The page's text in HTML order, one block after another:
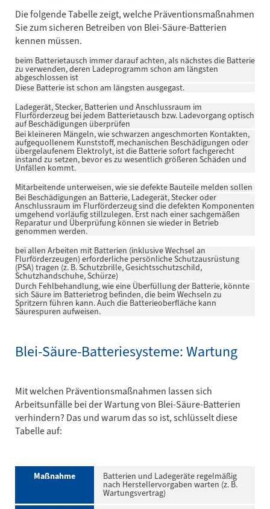
Die folgende Tabelle zeigt, welche Präventionsmaßnahmen
Sie zum sicheren Betreiben von Blei-Säure-Batterien
kennen müssen.
beim Batterietausch immer darauf achten, als nächstes die Batterie
zu verwenden, deren Ladeprogramm schon am längsten
abgeschlossen ist
Diese Batterie ist schon am längsten ausgegast.
Ladegerät, Stecker, Batterien und Anschlussraum im
Flurförderzeug bei jedem Batterietausch bzw. Ladevorgang optisch
auf Beschädigungen überprüfen
Bei kleineren Mängeln, wie schwarzen angeschmorten Kontakten,
aufgequollenem Kunststoff, mechanischen Beschädigungen oder
übergelaufenem Elektrolyt, ist die Batterie sofort fachgerecht
instand zu setzen, bevor es zu wesentlich größeren Schäden und
Unfällen kommt.
Mitarbeitende unterweisen, wie sie defekte Bauteile melden sollen
Bei Beschädigungen an Batterie, Ladegerät, Stecker oder
Anschlussraum im Flurförderzeug sind die defekten Komponenten
umgehend vorläufig stillzulegen. Erst nach einer sachgemäßen
Reparatur und Überprüfung können sie wieder in Betrieb
genommen werden.
bei allen Arbeiten mit Batterien (inklusive Wechsel an
Flurförderzeugen) erforderliche persönliche Schutzausrüstung
(PSA) tragen (z. B. Schutzbrille, Gesichtsschutzschild,
Schutzhandschuhe, Schürze)
Durch Fehlbehandlung, wie eine Überfüllung der Batterie, könnte
sich Säure im Batterietrog befinden, die beim Wechseln zu
Spritzern führen kann. Auch die Batterieoberfläche kann
Säurespuren aufweisen.
Blei-Säure-Batteriesysteme: Wartung
Mit welchen Präventionsmaßnahmen lassen sich
Arbeitsunfälle bei der Wartung von Blei-Säure-Batterien
verhindern? Das und warum das so ist, schlüsselt diese
Tabelle auf:
Maßnahme Batterien und Ladegeräte regelmäßig
nach Herstellervorgaben warten (z. B.
Wartungsvertrag)